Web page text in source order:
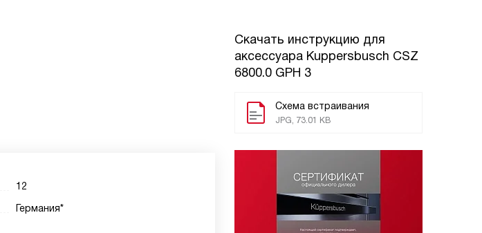
Скачать инструкцию для
аксессуара Kuppersbusch CSZ
6800.0 GPH 3
Схема встраивания
JPG, 73.01 KB
12
Германия*